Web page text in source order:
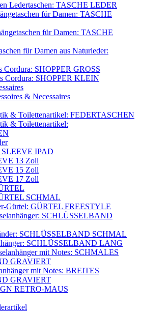
Ledertaschen: TASCHE LEDER
für Damen: TASCHE
für Damen: TASCHE
für Damen aus Naturleder:
Cordura: SHOPPER GROSS
Cordura: SHOPPER KLEIN
& Necessaires
& Toilettenartikel: FEDERTASCHEN
& Toilettenartikel:
SLEEVE IPAD
13 Zoll
15 Zoll
17 Zoll
SCHMAL
Gürtel: GÜRTEL FREESTYLE
SCHLÜSSELBAND
SCHLÜSSELBAND SCHMAL
SCHLÜSSELBAND LANG
mit Notes: SCHMALES
GRAVIERT
mit Notes: BREITES
GRAVIERT
RETRO-MAUS